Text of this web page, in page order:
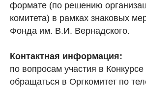
формате (по решению
комитета) в рамках знаковых
Фонда им. В.И. Вернадского.
Контактная информация:
по вопросам участия в
обращаться в Оргкомитет по